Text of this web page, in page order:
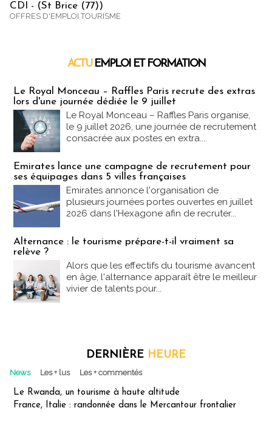
CDI - (St Brice (77))
OFFRES D'EMPLOI TOURISME
ACTU EMPLOI ET FORMATION
Le Royal Monceau – Raffles Paris recrute des extras
lors d'une journée dédiée le 9 juillet
Le Royal Monceau – Raffles Paris organise,
le 9 juillet 2026, une journée de recrutement
consacrée aux postes en extra....
Emirates lance une campagne de recrutement pour
ses équipages dans 5 villes françaises
Emirates annonce l'organisation de
plusieurs journées portes ouvertes en juillet
2026 dans l'Hexagone afin de recruter...
Alternance : le tourisme prépare-t-il vraiment sa
relève ?
Alors que les effectifs du tourisme avancent
en âge, l'alternance apparaît être le meilleur
vivier de talents pour...
DERNIÈRE HEURE
News Les + lus Les + commentés
Le Rwanda, un tourisme à haute altitude
France, Italie : randonnée dans le Mercantour frontalier